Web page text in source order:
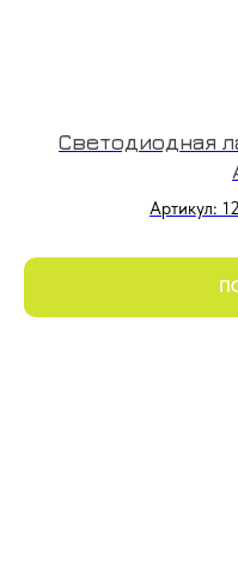
Светодиодная
Артикул: